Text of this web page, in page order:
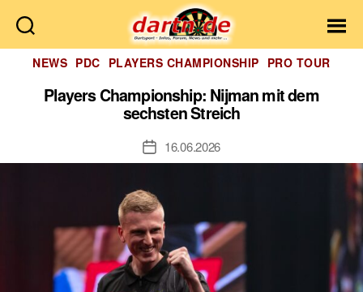
Dartn.de
Kategorien
NEWS PDC PLAYERS CHAMPIONSHIP PRO TOUR
Players Championship: Nijman mit dem
sechsten Streich
Veröffentlichungsdatum
16.06.2026